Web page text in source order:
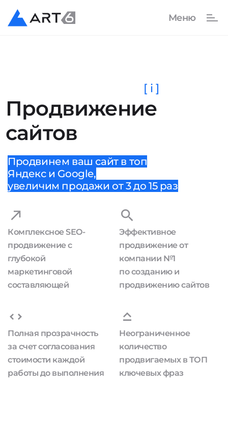
Продвижение
сайтов
[ i ]
Продвинем ваш сайт в топ
Яндекс и Google,
увеличим продажи от 3 до 15 раз
Комплексное SEO-
продвижение с
глубокой
маркетинговой
составляющей
Эффективное
продвижение от
компании №1
по созданию и
продвижению сайтов
Полная прозрачность
за счет согласования
стоимости каждой
работы до выполнения
Неограниченное
количество
продвигаемых в ТОП
ключевых фраз